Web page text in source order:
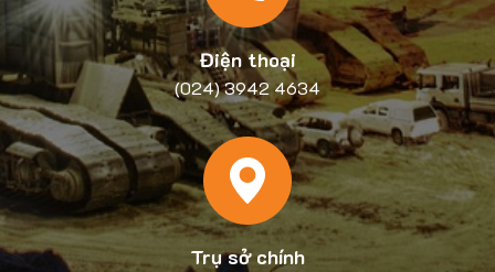
Điện thoại
(024) 3942 4634
Trụ sở chính